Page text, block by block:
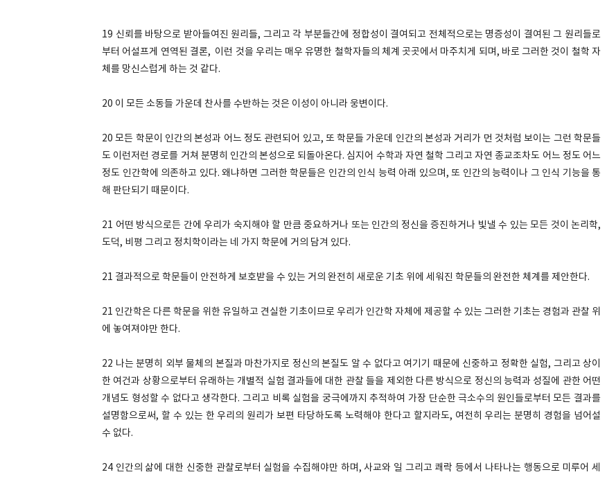
19 신뢰를 바탕으로 받아들여진 원리들, 그리고 각 부분들간에 정합성이 결여되고 전체적으로는 명증성이 결여된 그 원리들로
부터 어설프게 연역된 결론, 이런 것을 우리는 매우 유명한 철학자들의 체계 곳곳에서 마주치게 되며, 바로 그러한 것이 철학 자
체를 망신스럽게 하는 것 같다.
20 이 모든 소동들 가운데 찬사를 수반하는 것은 이성이 아니라 웅변이다.
20 모든 학문이 인간의 본성과 어느 정도 관련되어 있고, 또 학문들 가운데 인간의 본성과 거리가 먼 것처럼 보이는 그런 학문들
도 이런저런 경로를 거쳐 분명히 인간의 본성으로 되돌아온다. 심지어 수학과 자연 철학 그리고 자연 종교조차도 어느 정도 어느
정도 인간학에 의존하고 있다. 왜냐하면 그러한 학문들은 인간의 인식 능력 아래 있으며, 또 인간의 능력이나 그 인식 기능을 통
해 판단되기 때문이다.
21 어떤 방식으로든 간에 우리가 숙지해야 할 만큼 중요하거나 또는 인간의 정신을 증진하거나 빛낼 수 있는 모든 것이 논리학,
도덕, 비평 그리고 정치학이라는 네 가지 학문에 거의 담겨 있다.
21 결과적으로 학문들이 안전하게 보호받을 수 있는 거의 완전히 새로운 기초 위에 세워진 학문들의 완전한 체계를 제안한다.
21 인간학은 다른 학문을 위한 유일하고 견실한 기초이므로 우리가 인간학 자체에 제공할 수 있는 그러한 기초는 경험과 관찰 위
에 놓여져야만 한다.
22 나는 분명히 외부 물체의 본질과 마찬가지로 정신의 본질도 알 수 없다고 여기기 때문에 신중하고 정확한 실험, 그리고 상이
한 여건과 상황으로부터 유래하는 개별적 실험 결과들에 대한 관찰 들을 제외한 다른 방식으로 정신의 능력과 성질에 관한 어떤
개념도 형성할 수 없다고 생각한다. 그리고 비록 실험을 궁극에까지 추적하여 가장 단순한 극소수의 원인들로부터 모든 결과를
설명함으로써, 할 수 있는 한 우리의 원리가 보편 타당하도록 노력해야 한다고 할지라도, 여전히 우리는 분명히 경험을 넘어설
수 없다.
24 인간의 삶에 대한 신중한 관찰로부터 실험을 수집해야만 하며, 사교와 일 그리고 쾌락 등에서 나타나는 행동으로 미루어 세